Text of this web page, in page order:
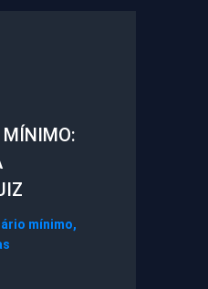
MÍNIMO:
mínimo,